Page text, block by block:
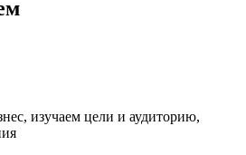
изучаем цели и аудиторию,